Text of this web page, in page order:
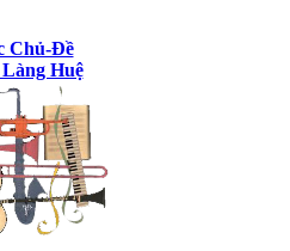
Chủ-Đề
Huệ